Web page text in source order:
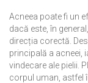
Acneea poate fi un
dacă este, în
direcția corectă.
principală a acneei,
vindecare ale pielii.
corpul uman, astfel